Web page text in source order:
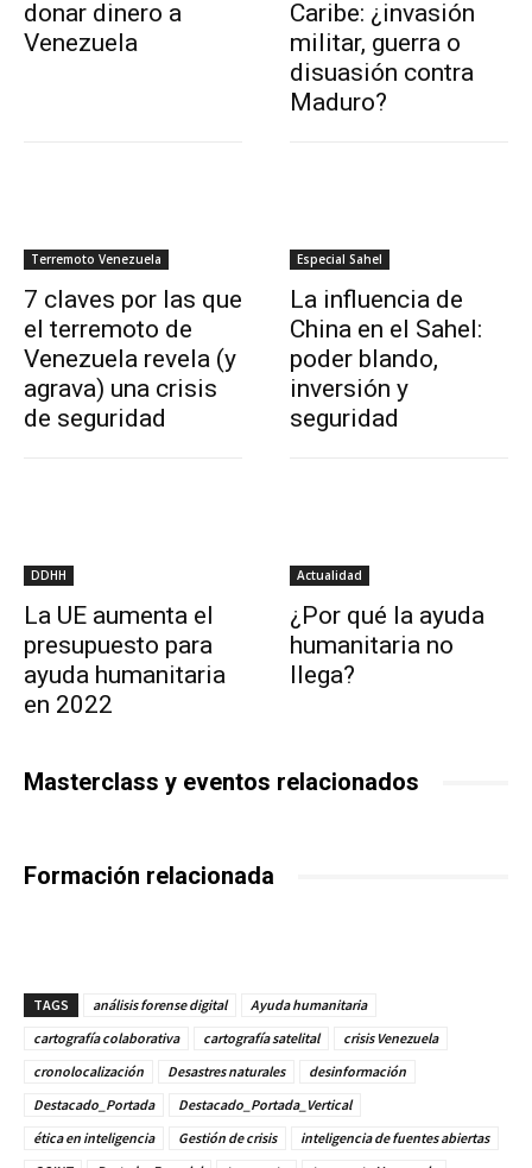
donar dinero a
Venezuela
Caribe: ¿invasión
militar, guerra o
disuasión contra
Maduro?
Terremoto Venezuela
7 claves por las que
el terremoto de
Venezuela revela (y
agrava) una crisis
de seguridad
Especial Sahel
La influencia de
China en el Sahel:
poder blando,
inversión y
seguridad
DDHH
La UE aumenta el
presupuesto para
ayuda humanitaria
en 2022
Actualidad
¿Por qué la ayuda
humanitaria no
llega?
Masterclass y eventos relacionados
Formación relacionada
TAGS análisis forense digital
Ayuda humanitaria
cartografía colaborativa
cartografía satelital
crisis Venezuela
cronolocalización
Desastres naturales
desinformación
Destacado_Portada
Destacado_Portada_Vertical
ética en inteligencia
Gestión de crisis
inteligencia de fuentes abiertas